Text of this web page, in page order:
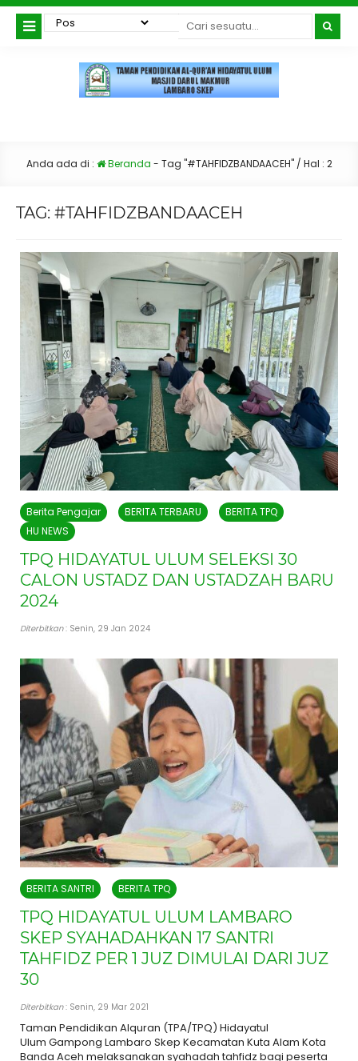
Anda ada di : Beranda - Tag "#TAHFIDZBANDAACEH"/ Hal : 2
TAG: #TAHFIDZBANDAACEH
Berita Pengajar BERITA TERBARU
BERITA TPQ
HU NEWS
TPQ HIDAYATUL ULUM SELEKSI 30
CALON USTADZ DAN USTADZAH BARU
2024
Diterbitkan: Senin, 29 Jan 2024
BERITA SANTRI BERITA TPQ
TPQ HIDAYATUL ULUM LAMBARO
SKEP SYAHADAHKAN 17 SANTRI
TAHFIDZ PER 1 JUZ DIMULAI DARI JUZ
30
Diterbitkan: Senin, 29 Mar 2021
Taman Pendidikan Alquran (TPA/TPQ) Hidayatul
Ulum Gampong Lambaro Skep Kecamatan Kuta Alam Kota
Banda Aceh melaksanakan syahadah tahfidz bagi peserta